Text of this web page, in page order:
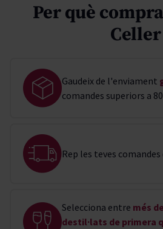
Per què
Celler
Gaudeix de l'enviament
comandes superiors a
Rep les teves
Selecciona entre més
destil·lats de primera